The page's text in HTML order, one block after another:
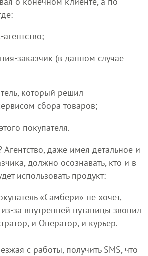
заказчик (в данном случае
который решил
сбора товаров;
покупателя.
Агентство, даже имея детальное и
должно осознавать, кто и в
использовать продукт:
«Самбери» не хочет,
за внутренней путаницы звонил
и Оператор, и курьер.
с работы, получить SMS, что